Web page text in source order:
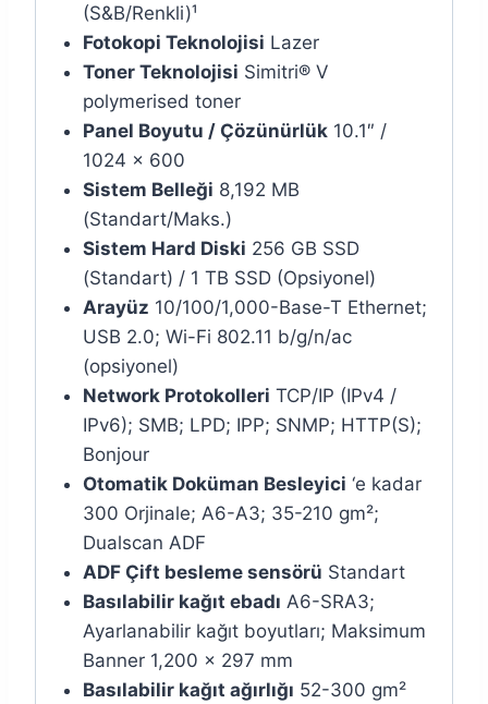
(S&B/Renkli)¹
Fotokopi Teknolojisi Lazer
Toner Teknolojisi Simitri® V
polymerised toner
Panel Boyutu / Çözünürlük10.1″ /
1024 x 600
Sistem Belleği 8,192 MB
(Standart/Maks.)
Sistem Hard Diski 256 GB SSD
(Standart) / 1 TB SSD (Opsiyonel)
Arayüz 10/100/1,000-Base-T Ethernet;
USB 2.0; Wi-Fi 802.11 b/g/n/ac
(opsiyonel)
Network Protokolleri TCP/IP (IPv4 /
IPv6); SMB; LPD; IPP; SNMP; HTTP(S);
Bonjour
Otomatik Doküman Besleyici ‘e kadar
300 Orjinale; A6-A3; 35-210 gm²;
Dualscan ADF
ADF Çift besleme sensörü Standart
Basılabilir kağıt ebadı A6-SRA3;
Ayarlanabilir kağıt boyutları; Maksimum
Banner 1,200 x 297 mm
Basılabilir kağıt ağırlığı 52-300 gm²